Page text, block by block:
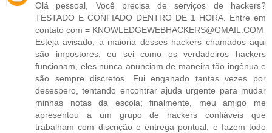
Olá pessoal, Você precisa de serviços de hackers?
TESTADO E CONFIADO DENTRO DE 1 HORA. Entre em
contato com = KNOWLEDGEWEBHACKERS@GMAIL.COM
Esteja avisado, a maioria desses hackers chamados aqui
são impostores, eu sei como os verdadeiros hackers
funcionam, eles nunca anunciam de maneira tão ingênua e
são sempre discretos. Fui enganado tantas vezes por
desespero, tentando encontrar ajuda urgente para mudar
minhas notas da escola; finalmente, meu amigo me
apresentou a um grupo de hackers confiáveis ​​que
trabalham com discrição e entrega pontual, e fazem todo